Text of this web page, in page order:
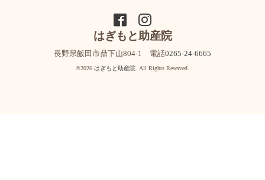
はぎもと助産院
長野県飯田市鼎下山804-1 電話0265-24-6665
©2026 はぎもと助産院 . All Rights Reserved.